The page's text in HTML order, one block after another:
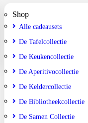
Shop
Alle cadeausets
De Tafelcollectie
De Keukencollectie
De Aperitivocollectie
De Keldercollectie
De Bibliotheekcollectie
De Samen Collectie